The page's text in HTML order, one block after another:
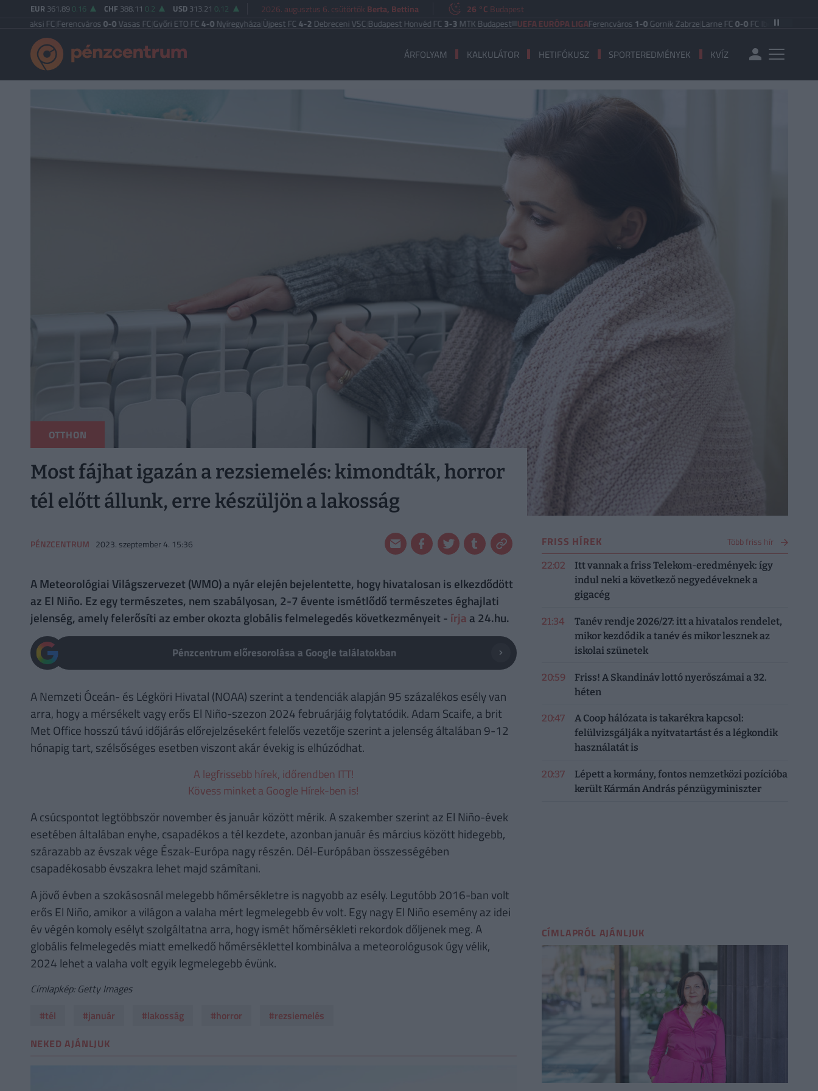
EUR 361.89 0.16 CHF 388.11 0.2 USD 313.21 0.12 2026. augusztus 6. csütörtök Berta, Bettina 26 °C Budapest
Ferencváros0-0Vasas FCGyőri ETO FC4-0Nyíregyháza|Újpest FC4-2Debreceni VSC|Budapest Honvéd FC3-3MTK Budapest UEFA EURÓPA LIGAFerencváros1-0Gornik Zabrze|Larne FC 0-0FC Iberia 1999 Shamrock
ÁRFOLYAM KALKULÁTOR HETIFÓKUSZ SPORTEREDMÉNYEK KVÍZ
OTTHON
Most fájhat igazán a rezsiemelés: kimondták, horror
tél előtt állunk, erre készüljön a lakosság
PÉNZCENTRUM 2023. szeptember 4. 15:36
A Meteorológiai Világszervezet (WMO) a nyár elején bejelentette, hogy hivatalosan is elkezdődött
az El Niño. Ez egy természetes, nem szabályosan, 2-7 évente ismétlődő természetes éghajlati
jelenség, amely felerősíti az ember okozta globális felmelegedés következményeit - írja a 24.hu.
Pénzcentrum előresorolása a Google találatokban
A Nemzeti Óceán- és Légköri Hivatal (NOAA) szerint a tendenciák alapján 95 százalékos esély van
arra, hogy a mérsékelt vagy erős El Niño-szezon 2024 februárjáig folytatódik. Adam Scaife, a brit
Met Office hosszú távú időjárás előrejelzésekért felelős vezetője szerint a jelenség általában 9-12
hónapig tart, szélsőséges esetben viszont akár évekig is elhúzódhat.
A legfrissebb hírek, időrendben ITT!
Kövess minket a Google Hírek-ben is!
A csúcspontot legtöbbször november és január között mérik. A szakember szerint az El Niño-évek
esetében általában enyhe, csapadékos a tél kezdete, azonban január és március között hidegebb,
szárazabb az évszak vége Észak-Európa nagy részén. Dél-Európában összességében
csapadékosabb évszakra lehet majd számítani.
A jövő évben a szokásosnál melegebb hőmérsékletre is nagyobb az esély. Legutóbb 2016-ban volt
erős El Niño, amikor a világon a valaha mért legmelegebb év volt. Egy nagy El Niño esemény az idei
év végén komoly esélyt szolgáltatna arra, hogy ismét hőmérsékleti rekordok dőljenek meg. A
globális felmelegedés miatt emelkedő hőmérséklettel kombinálva a meteorológusok úgy vélik,
2024 lehet a valaha volt egyik legmelegebb évünk.
Címlapkép: Getty Images
#tél
#január #lakosság #horror
#rezsiemelés
NEKED AJÁNLJUK
FRISS HÍREK Több friss hír
22:02
Itt vannak a friss Telekom-eredmények: így
indul neki a következő negyedéveknek a
gigacég
21:34
Tanév rendje 2026/27: itt a hivatalos rendelet,
mikor kezdődik a tanév és mikor lesznek az
iskolai szünetek
20:59
Friss! A Skandináv lottó nyerőszámai a 32.
héten
20:47
A Coop hálózata is takarékra kapcsol:
felülvizsgálják a nyitvatartást és a légkondik
használatát is
20:37
Lépett a kormány, fontos nemzetközi pozícióba
került Kármán András pénzügyminiszter
CÍMLAPRÓL AJÁNLJUK